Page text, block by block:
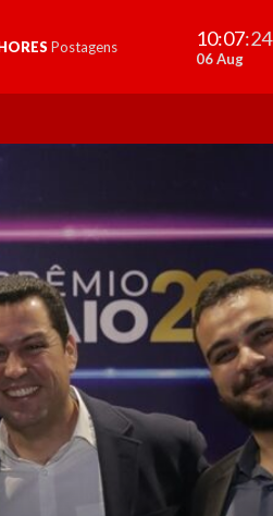
Postagens 10:07:26
06 Aug